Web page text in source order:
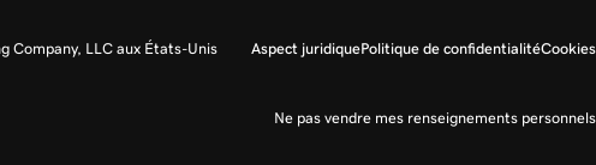
Aspect juridiquePolitique de confidentialitéCookies
Ne pas vendre mes renseignements personnels
Company, LLC aux États-Unis